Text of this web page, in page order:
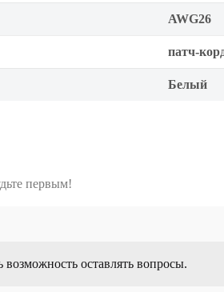
AWG26
патч-
Белый
первым!
возможность оставлять вопросы.